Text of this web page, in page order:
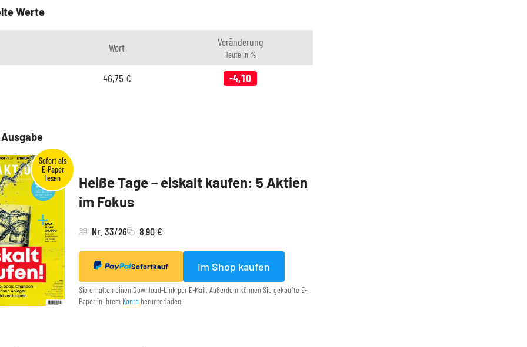
Werte
Wert Veränderung
Heute in %
46,75 € -4,10
Heiße Tage – eiskalt kaufen: 5 Aktien
im Fokus
Nr. 33/26 8,90 €
Sofortkauf Im Shop kaufen
Sie erhalten einen Download-Link per E-Mail. Außerdem können Sie gekaufte E-
Paper in Ihrem Konto herunterladen.